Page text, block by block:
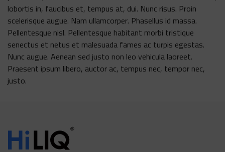
lobortis in, faucibus et, tempus at, dui. Nunc risus. Proin
scelerisque augue. Nam ullamcorper. Phasellus id massa.
Pellentesque nisl. Pellentesque habitant morbi tristique
senectus et netus et malesuada fames ac turpis egestas.
Nunc augue. Aenean sed justo non leo vehicula laoreet.
Praesent ipsum libero, auctor ac, tempus nec, tempor nec,
justo.